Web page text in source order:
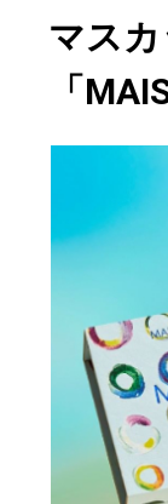
マス
「